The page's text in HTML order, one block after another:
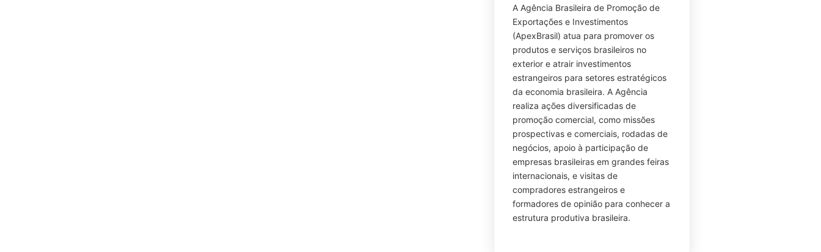
A Agência Brasileira de Promoção de
Exportações e Investimentos
(ApexBrasil) atua para promover os
produtos e serviços brasileiros no
exterior e atrair investimentos
estrangeiros para setores estratégicos
da economia brasileira. A Agência
realiza ações diversificadas de
promoção comercial, como missões
prospectivas e comerciais, rodadas de
negócios, apoio à participação de
empresas brasileiras em grandes feiras
internacionais, e visitas de
compradores estrangeiros e
formadores de opinião para conhecer a
estrutura produtiva brasileira.